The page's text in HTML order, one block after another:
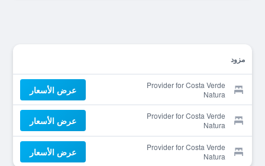
مزود
Provider for Costa Verde
Natura
عرض الأسعار
Provider for Costa Verde
Natura
عرض الأسعار
Provider for Costa Verde
Natura
عرض الأسعار